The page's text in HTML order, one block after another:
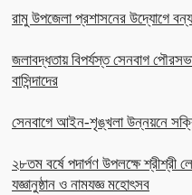
রামু উপজেলা প্রশাসনের উদ্যোগে
জলাবদ্ধতায় বিপর্যস্ত সেনবাগ
বাসিন্দাদের
সেনবাগে আইন-শৃঙ্খলা উন্নয়নে
২৮তম বর্ষে পদার্পণ উপলক্ষে শ্রীশ্রী
যজ্ঞানুষ্ঠান ও নামযজ্ঞ মহোৎসব